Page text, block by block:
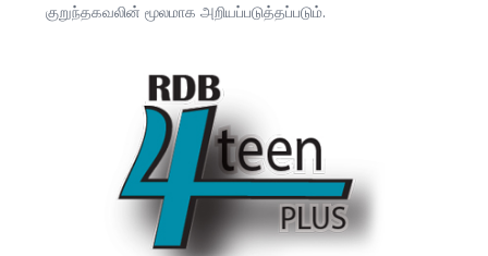
குறுந்தகவலின் மூலமாக அறியப்படுத்தப்படும்.